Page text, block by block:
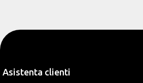
Asistenta clienti